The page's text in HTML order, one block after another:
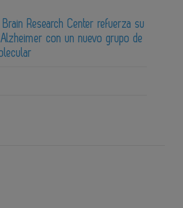
Research Center refuerza su
con un nuevo grupo de